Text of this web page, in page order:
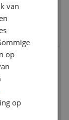
van
op
op